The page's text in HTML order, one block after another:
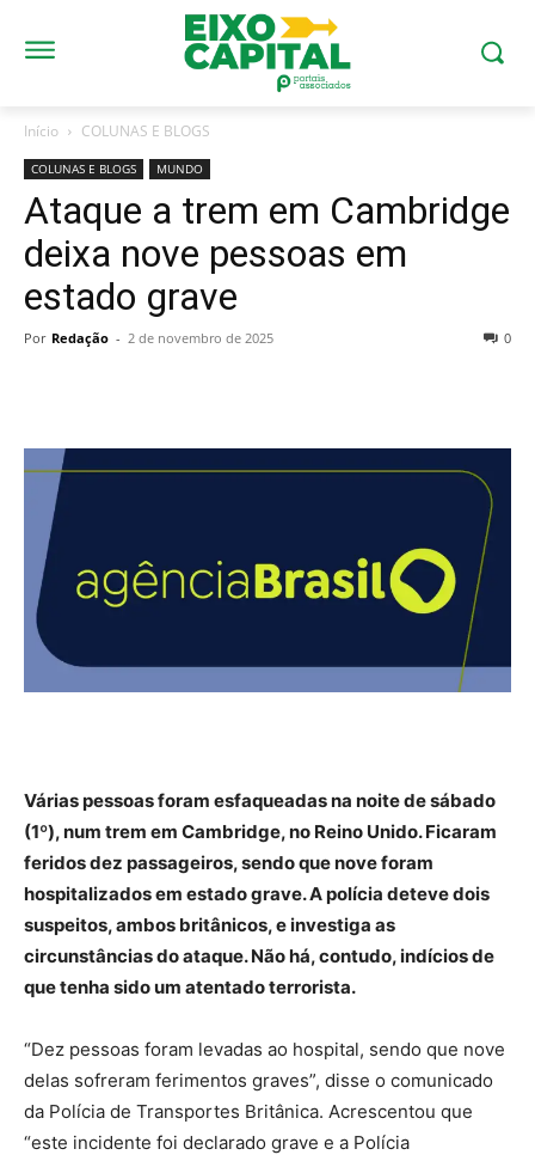
Início COLUNAS E BLOGS
COLUNAS E BLOGS MUNDO
Ataque a trem em Cambridge
deixa nove pessoas em
estado grave
Por Redação - 2 de novembro de 2025 0
Várias pessoas foram esfaqueadas na noite de sábado
(1º), num trem em Cambridge, no Reino Unido. Ficaram
feridos dez passageiros, sendo que nove foram
hospitalizados em estado grave. A polícia deteve dois
suspeitos, ambos britânicos, e investiga as
circunstâncias do ataque. Não há, contudo, indícios de
que tenha sido um atentado terrorista.
“Dez pessoas foram levadas ao hospital, sendo que nove
delas sofreram ferimentos graves”, disse o comunicado
da Polícia de Transportes Britânica. Acrescentou que
“este incidente foi declarado grave e a Polícia